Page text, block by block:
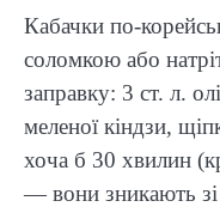
Кабачки по-
соломкою або
заправку: 3 ст. л.
меленої кіндзи,
хоча б 30 хвилин
— вони зникають зі